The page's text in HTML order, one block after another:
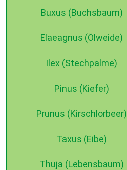
Buxus (Buchsbaum)
Elaeagnus (Ölweide)
Ilex (Stechpalme)
Pinus (Kiefer)
Prunus (Kirschlorbeer)
Taxus (Eibe)
Thuja (Lebensbaum)